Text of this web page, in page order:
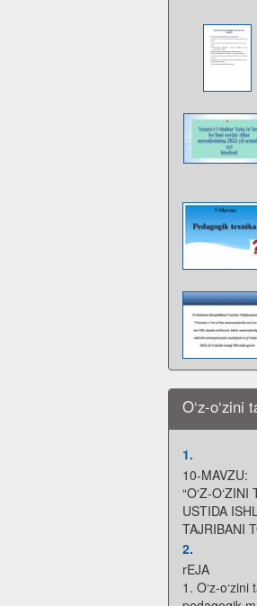
O‘z-o‘zini
1.
10-MAVZU:
“O‘Z-O‘ZINI
USTIDA
TAJRIBANI
2.
rEJA
1. O‘z-